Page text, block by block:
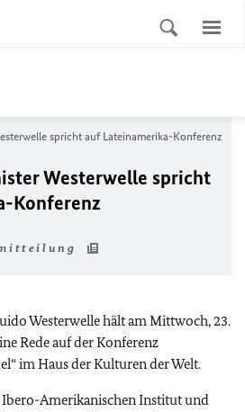
spricht auf Lateinamerika-Konferenz
Westerwelle spricht
Konferenz
Westerwelle hält am Mittwoch, 23.
Rede auf der Konferenz
im Haus der Kulturen der Welt.
Amerikanischen Institut und